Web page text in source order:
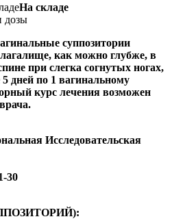
На складе
дозы
суппозитории
как можно глубже, в
при слегка согнутых ногах,
дней по 1 вагинальному
курс лечения возможен
Исследовательская
30